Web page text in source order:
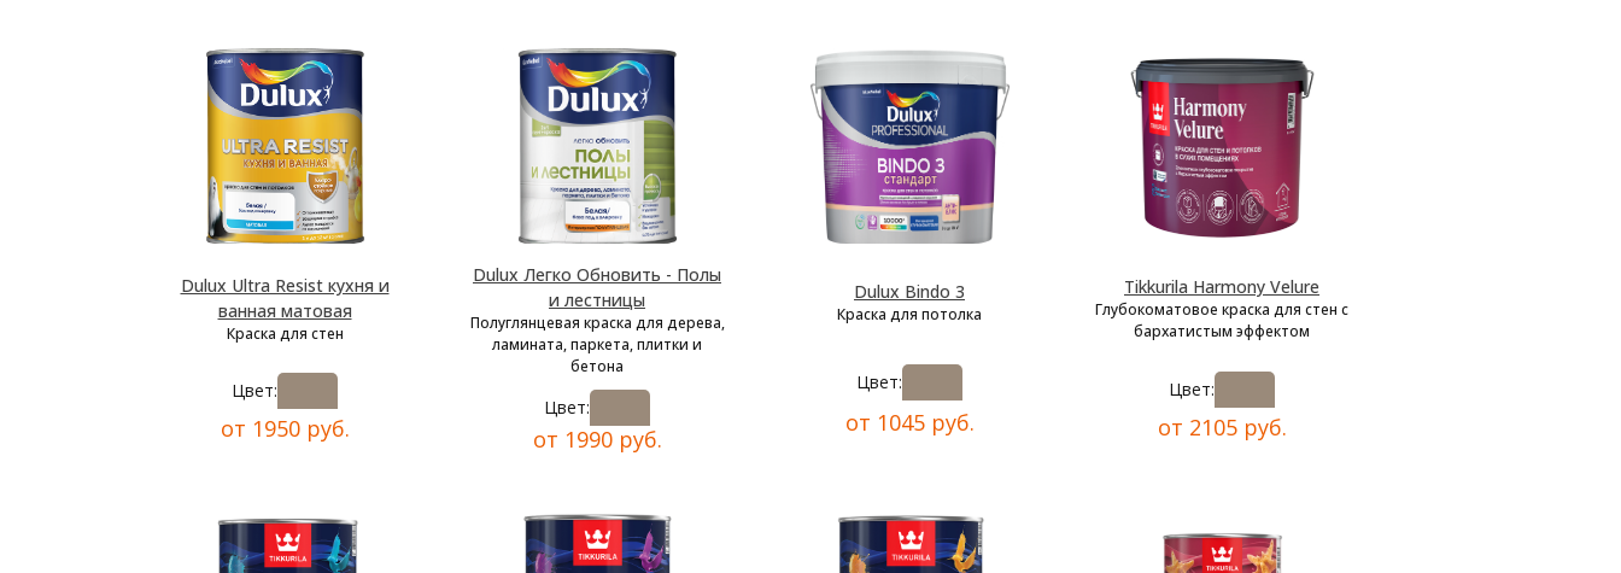
Dulux Ultra Resist кухня и
ванная матовая
Краска для стен
Цвет:
от 1950 руб.
Dulux Легко Обновить - Полы
и лестницы
Полуглянцевая краска для дерева,
ламината, паркета, плитки и
бетона
Цвет:
от 1990 руб.
Dulux Bindo 3
Краска для потолка
Цвет:
от 1045 руб.
Tikkurila Harmony Velure
Глубокоматовое краска для стен с
бархатистым эффектом
Цвет:
от 2105 руб.